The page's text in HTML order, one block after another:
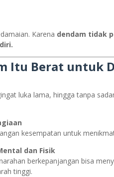
Karena dendam tidak
Itu Berat untuk
luka lama, hingga tanpa
kesempatan untuk
dan Fisik
berkepanjangan bisa
tinggi.